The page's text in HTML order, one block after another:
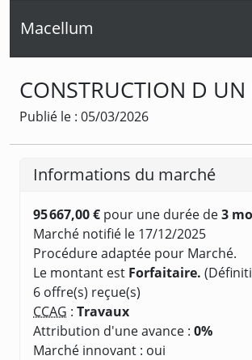
Macellum
CONSTRUCTION D
Publié le : 05/03/2026
Informations du marché
95 667,00 € pour une durée de3
Marché notifié le 17/12/2025
Procédure adaptée pour Marché.
Le montant est Forfaitaire.
6 offre(s) reçue(s)
CCAG : Travaux
Attribution d'une avance : 0%
Marché innovant : oui